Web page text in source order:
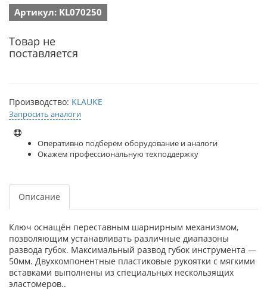
Артикул: KL070250
Товар не
поставляется
Производство: KLAUKE
Запросить аналоги
Оперативно подберём оборудование и аналоги
Окажем профессиональную техподдержку
Описание
Ключ оснащён переставным шарнирным механизмом,
позволяющим устанавливать различные диапазоны
развода губок. Максимальный развод губок инструмента —
50мм. Двухкомпонентные пластиковые рукоятки с мягкими
вставками выполнены из специальных нескользящих
эластомеров..